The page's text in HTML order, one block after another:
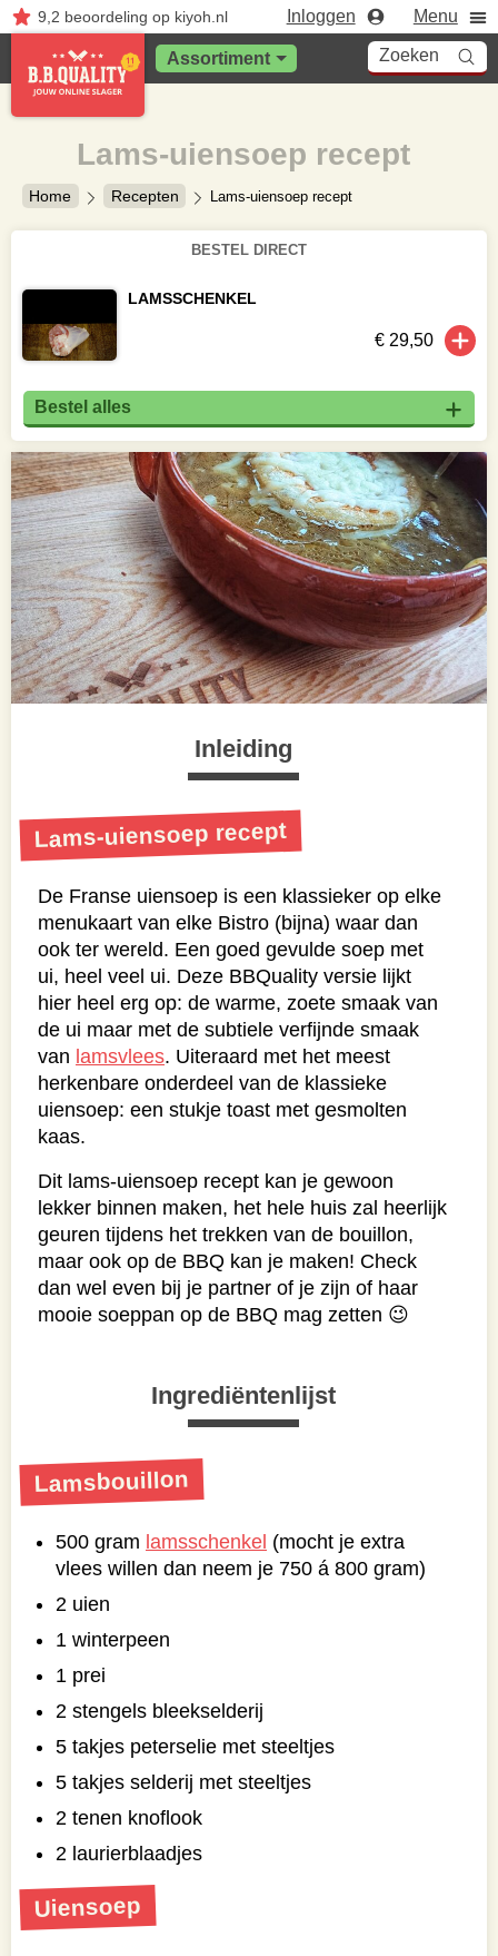
9,2 beoordelingop kiyoh.nl Inloggen Menu
Assortiment Zoeken
Home Recepten Lams-uiensoep recept
Lams-uiensoep recept
Inleiding
Lams-uiensoep recept
De Franse uiensoep is een klassieker op elke
menukaart van elke Bistro (bijna) waar dan
ook ter wereld. Een goed gevulde soep met
ui, heel veel ui. Deze BBQuality versie lijkt
hier heel erg op: de warme, zoete smaak van
de ui maar met de subtiele verfijnde smaak
van lamsvlees. Uiteraard met het meest
herkenbare onderdeel van de klassieke
uiensoep: een stukje toast met gesmolten
kaas.
Dit lams-uiensoep recept kan je gewoon
lekker binnen maken, het hele huis zal heerlijk
geuren tijdens het trekken van de bouillon,
maar ook op de BBQ kan je maken! Check
dan wel even bij je partner of je zijn of haar
mooie soeppan op de BBQ mag zetten 😉
Ingrediëntenlijst
Lamsbouillon
500 gram lamsschenkel (mocht je extra
vlees willen dan neem je 750 á 800 gram)
2 uien
1 winterpeen
1 prei
2 stengels bleekselderij
5 takjes peterselie met steeltjes
5 takjes selderij met steeltjes
2 tenen knoflook
2 laurierblaadjes
Uiensoep
BESTEL DIRECT
LAMSSCHENKEL
€ 29,50
Bestel alles